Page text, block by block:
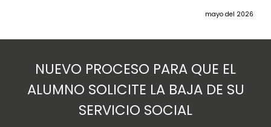
mayo del 2026
NUEVO PROCESO PARA QUE EL
ALUMNO SOLICITE LA BAJA DE SU
SERVICIO SOCIAL